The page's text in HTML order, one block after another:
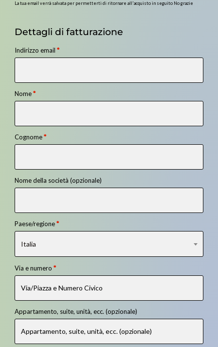
La tua email verrà salvata per permetterti di ritornare all'acquisto in seguito No grazie
Dettagli di fatturazione
Indirizzo email *
Nome*
Cognome*
Nome della società (opzionale)
Paese/regione*
Italia
Via e numero *
Appartamento, suite, unità, ecc. (opzionale)